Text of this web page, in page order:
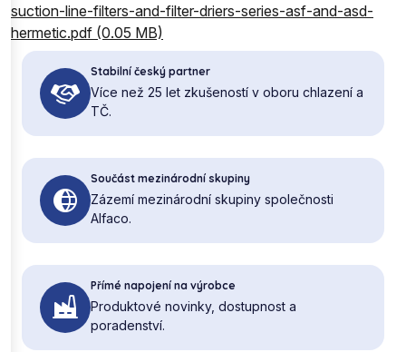
suction-line-filters-and-filter-driers-series-asf-and-asd-
hermetic.pdf (0.05 MB)
Stabilní český partner
Více než 25 let zkušeností v oboru chlazení a
TČ.
Součást mezinárodní skupiny
Zázemí mezinárodní skupiny společnosti
Alfaco.
Přímé napojení na výrobce
Produktové novinky, dostupnost a
poradenství.